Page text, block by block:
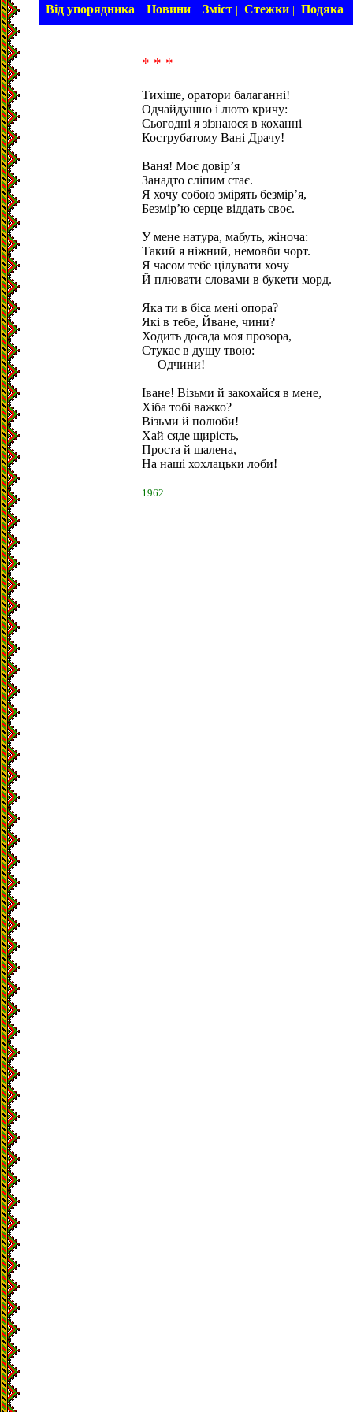
Від упорядника | Новини | Зміст | Стежки | Подяка
* * *
Тихіше, оратори балаганні!
Одчайдушно і люто кричу:
Сьогодні я зізнаюся в коханні
Кострубатому Вані Драчу!
Ваня! Моє довір’я
Занадто сліпим стає.
Я хочу собою змірять безмір’я,
Безмір’ю серце віддать своє.
У мене натура, мабуть, жіноча:
Такий я ніжний, немовби чорт.
Я часом тебе цілувати хочу
Й плювати словами в букети морд.
Яка ти в біса мені опора?
Які в тебе, Йване, чини?
Ходить досада моя прозора,
Стукає в душу твою:
— Одчини!
Іване! Візьми й закохайся в мене,
Хіба тобі важко?
Візьми й полюби!
Хай сяде щирість,
Проста й шалена,
На наші хохлацьки лоби!
1962